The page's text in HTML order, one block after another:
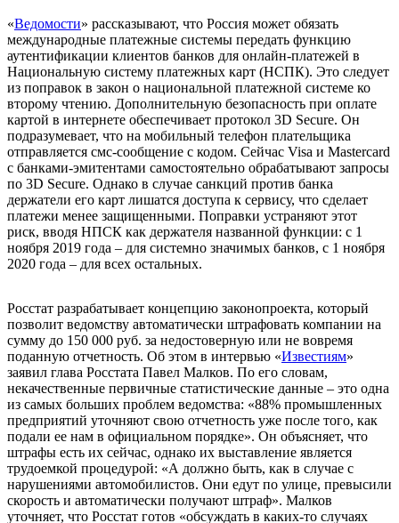
«Ведомости» рассказывают, что Россия может обязать
международные платежные системы передать функцию
аутентификации клиентов банков для онлайн-платежей в
Национальную систему платежных карт (НСПК). Это следует
из поправок в закон о национальной платежной системе ко
второму чтению. Дополнительную безопасность при оплате
картой в интернете обеспечивает протокол 3D Secure. Он
подразумевает, что на мобильный телефон плательщика
отправляется смс-сообщение с кодом. Сейчас Visa и Mastercard
с банками-эмитентами самостоятельно обрабатывают запросы
по 3D Secure. Однако в случае санкций против банка
держатели его карт лишатся доступа к сервису, что сделает
платежи менее защищенными. Поправки устраняют этот
риск, вводя НПСК как держателя названной функции: с 1
ноября 2019 года – для системно значимых банков, с 1 ноября
2020 года – для всех остальных.
Росстат разрабатывает концепцию законопроекта, который
позволит ведомству автоматически штрафовать компании на
сумму до 150 000 руб. за недостоверную или не вовремя
поданную отчетность. Об этом в интервью «Известиям»
заявил глава Росстата Павел Малков. По его словам,
некачественные первичные статистические данные – это одна
из самых больших проблем ведомства: «88% промышленных
предприятий уточняют свою отчетность уже после того, как
подали ее нам в официальном порядке». Он объясняет, что
штрафы есть их сейчас, однако их выставление является
трудоемкой процедурой: «А должно быть, как в случае с
нарушениями автомобилистов. Они едут по улице, превысили
скорость и автоматически получают штраф». Малков
уточняет, что Росстат готов «обсуждать в каких-то случаях